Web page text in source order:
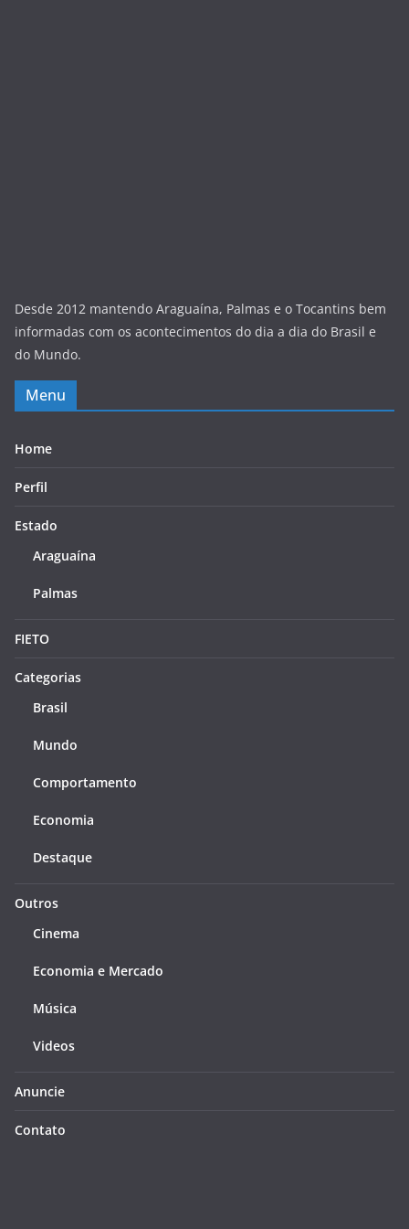
Desde 2012 mantendo Araguaína, Palmas e o Tocantins bem
informadas com os acontecimentos do dia a dia do Brasil e
do Mundo.
Menu
Home
Perfil
Estado
Araguaína
Palmas
FIETO
Categorias
Brasil
Mundo
Comportamento
Economia
Destaque
Outros
Cinema
Economia e Mercado
Música
Videos
Anuncie
Contato